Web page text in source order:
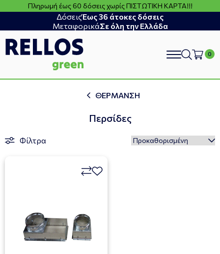
Πληρωμή έως 60 δόσεις χωρίς ΠΙΣΤΩΤΙΚΗ ΚΑΡΤΑ!!!
ΔόσειςΈως 36 άτοκες δόσεις
ΜεταφορικάΣε όλη την Ελλάδα
search
ΘΕΡΜΑΝΣΗ
Περσίδες
Φίλτρα